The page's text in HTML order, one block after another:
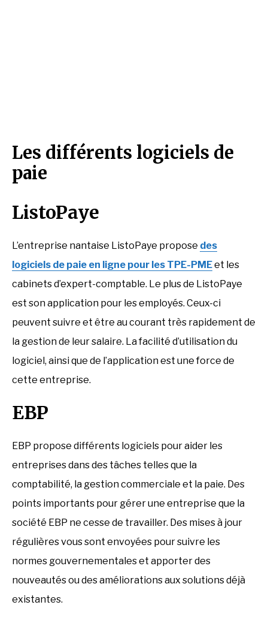
Les différents logiciels de
paie
ListoPaye
L’entreprise nantaise ListoPaye propose des
logiciels de paie en ligne pour les TPE-PMEet les
cabinets d’expert-comptable. Le plus de ListoPaye
est son application pour les employés. Ceux-ci
peuvent suivre et être au courant très rapidement de
la gestion de leur salaire. La facilité d’utilisation du
logiciel, ainsi que de l’application est une force de
cette entreprise.
EBP
EBP propose différents logiciels pour aider les
entreprises dans des tâches telles que la
comptabilité, la gestion commerciale et la paie. Des
points importants pour gérer une entreprise que la
société EBP ne cesse de travailler. Des mises à jour
régulières vous sont envoyées pour suivre les
normes gouvernementales et apporter des
nouveautés ou des améliorations aux solutions déjà
existantes.